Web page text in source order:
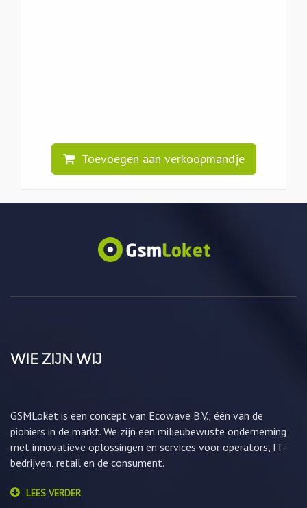
Toevoegen aan verkoopmandje
WIE ZIJN WIJ
GSMLoket is een concept van Ecowave B.V.; één van de
pioniers in de markt. We zijn een milieubewuste onderneming
met innovatieve oplossingen en services voor operators, IT-
bedrijven, retail en de consument.
LEES VERDER